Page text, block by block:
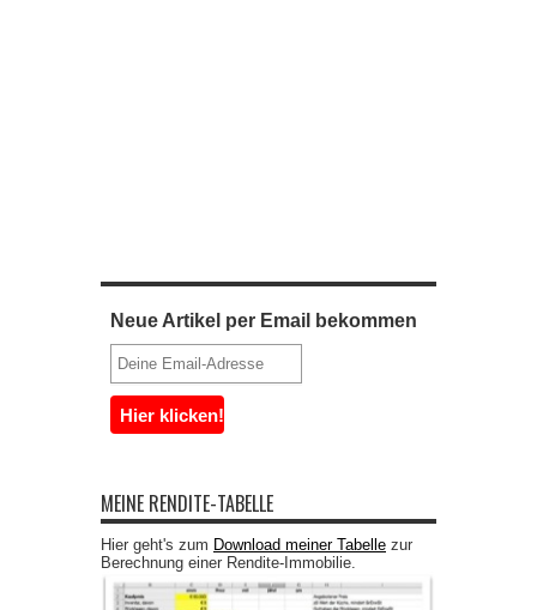
Neue Artikel per Email bekommen
MEINE RENDITE-TABELLE
Hier geht's zum Download meiner Tabelle zur
Berechnung einer Rendite-Immobilie.